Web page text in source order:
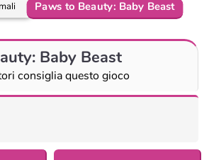
Paws to Beauty: Baby Beast
Baby Beast
consiglia questo gioco